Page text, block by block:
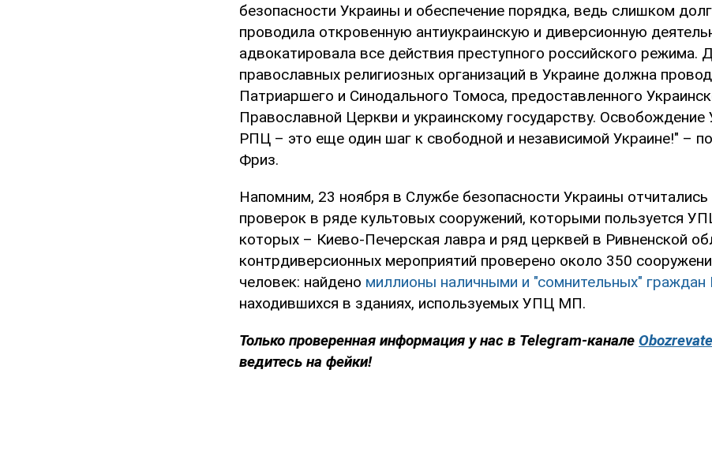
безопасности Украины и обеспечение порядка, ведь слишком
проводила откровенную антиукраинскую и диверсионную
адвокатировала все действия преступного российского режима.
православных религиозных организаций в Украине должна
Патриаршего и Синодального Томоса, предоставленного
Православной Церкви и украинскому государству. Освобождение
РПЦ – это еще один шаг к свободной и независимой Украине!" –
Фриз.
Напомним, 23 ноября в Службе безопасности Украины
проверок в ряде культовых сооружений, которыми пользуется
которых – Киево-Печерская лавра и ряд церквей в Ривненской
контрдиверсионных мероприятий проверено около 350
человек: найдено миллионы наличными и "сомнительных" граждан
находившихся в зданиях, используемых УПЦ МП.
Только проверенная информация у нас в Telegram-канале
ведитесь на фейки!